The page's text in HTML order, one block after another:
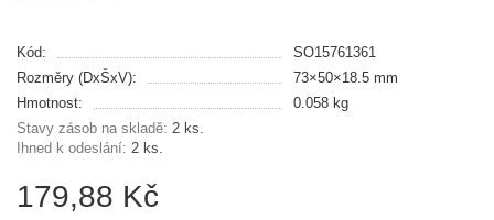
Kód:
SO15761361
Rozměry (DxŠxV):
73×50×18.5 mm
Hmotnost:
0.058 kg
Stavy zásob na skladě: 2 ks.
Ihned k odeslání: 2 ks.
179,88 Kč